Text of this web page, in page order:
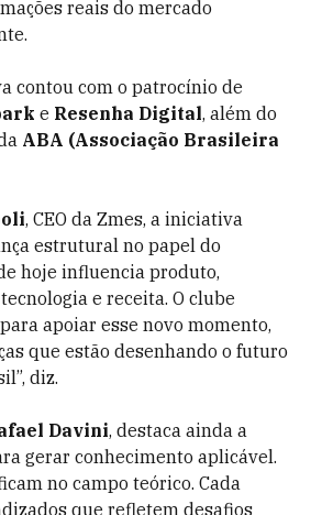
reais do mercado
contou com o patrocínio de
e Resenha Digital, além do
ABA (Associação Brasileira
, CEO da Zmes, a iniciativa
estrutural no papel do
hoje influencia produto,
e receita. O clube
apoiar esse novo momento,
que estão desenhando o futuro
diz.
Davini, destaca ainda a
gerar conhecimento aplicável.
no campo teórico. Cada
que refletem desafios